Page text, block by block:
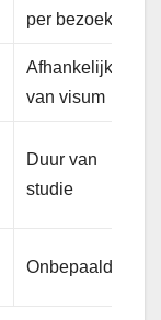
per bezoek
Afhankelijk
van visum
Duur van
studie
Onbepaald